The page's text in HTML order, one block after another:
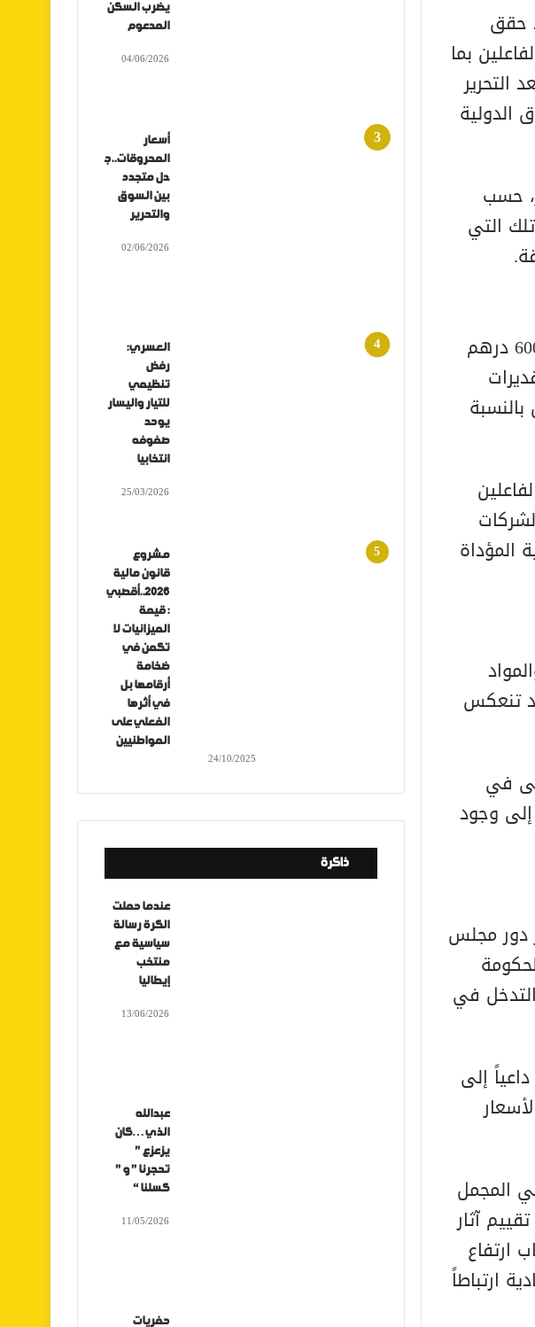
حقق
بما
الدولية
حسب
التي
وأكد اليماني أن أرباح شركات التوزيع قبل التحرير كانت محددة في حدود 600 درهم
و2000 درهم للطن بالنسبة
المؤداة
تنعكس
في
وجود
دور مجلس
في
إلى
المجمل
آثار
ارتفاع
ارتباطاً
يضرب السكن
المدعوم
04/06/2026
أسعار
المحروقات..ج
دل متجدد
بين السوق
والتحرير
02/06/2026
العسري:
رفض
تنظيمي
للتيار واليسار
يوحد
صفوفه
انتخابيا
25/03/2026
مشروع
قانون مالية
2026..أقصبي
: قيمة
الميزانيات لا
تكمن في
ضخامة
أرقامها بل
في أثرها
الفعلي على
المواطنيين
24/10/2025
ذاكرة
عندما حملت
الكرة رسالة
سياسية مع
منتخب
إيطاليا
13/06/2026
عبدالله
الذي…كان
يزعزع ”
تحجرنا ” و ”
كسلنا “
11/05/2026
حفريات